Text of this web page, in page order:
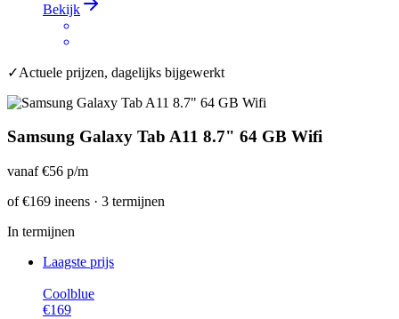
Bekijk
✓Actuele prijzen, dagelijks bijgewerkt
Samsung Galaxy Tab A11 8.7" 64 GB Wifi
vanaf€56 p/m
of€169 ineens · 3 termijnen
In termijnen
Laagste prijs
Coolblue
€169